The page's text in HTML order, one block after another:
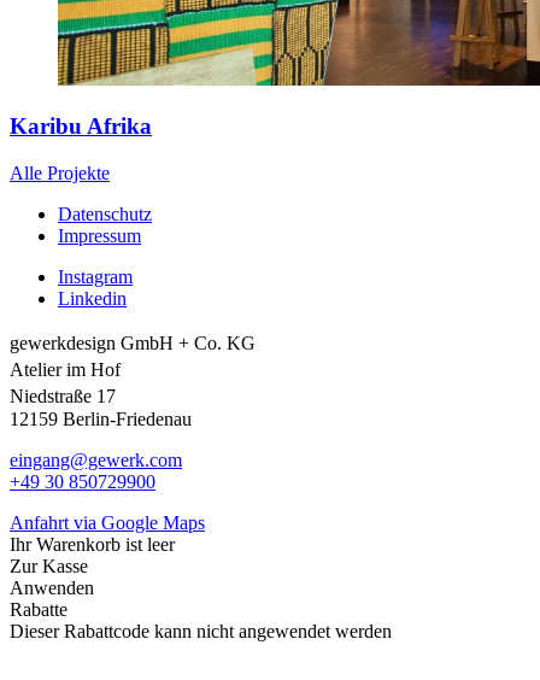
Karibu Afrika
Alle Projekte
Datenschutz
Impressum
Instagram
Linkedin
gewerkdesign GmbH + Co. KG
Atelier im Hof
Niedstraße 17
12159 Berlin-Friedenau
eingang@gewerk.com
+49 30 850729900
Anfahrt via Google Maps
Ihr Warenkorb ist leer
Zur Kasse
Anwenden
Rabatte
Dieser Rabattcode kann nicht angewendet werden